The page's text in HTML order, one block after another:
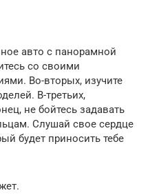
авто с панорамной
со своими
Во-вторых, изучите
В-третьих,
не бойтесь задавать
Слушай свое сердце
будет приносить тебе